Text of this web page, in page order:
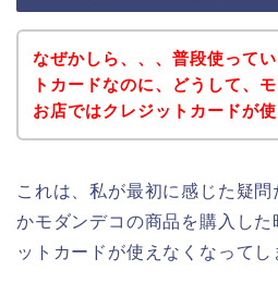
なぜかしら、、、普段使って
トカードなのに、どうして、
お店ではクレジットカードが
これは、私が最初に感じた疑
かモダンデコの商品を購入し
ットカードが使えなくなってし